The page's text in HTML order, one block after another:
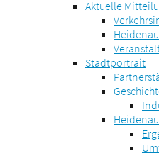
Aktuelle
Stadtportrait